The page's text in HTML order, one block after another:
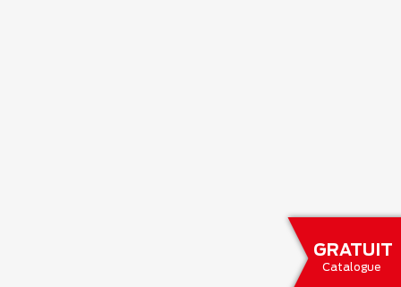
GRATUIT
Catalogue